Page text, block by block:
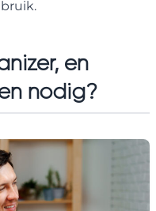
en
nodig?